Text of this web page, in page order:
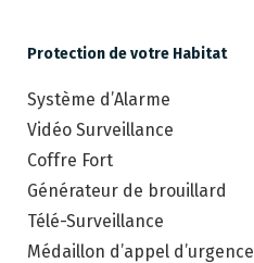
Protection de votre Habitat
Système d’Alarme
Vidéo Surveillance
Coffre Fort
Générateur de brouillard
Télé-Surveillance
Médaillon d’appel d’urgence